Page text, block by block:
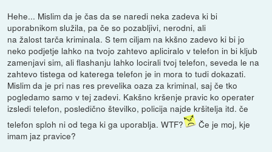
Hehe... Mislim da je čas da se naredi neka zadeva ki bi
uporabnikom služila, pa če so pozabljivi, nerodni, ali
na žalost tarča kriminala. S tem ciljam na kkšno zadevo ki bi jo
neko podjetje lahko na tvojo zahtevo apliciralo v telefon in bi kljub
zamenjavi sim, ali flashanju lahko locirali tvoj telefon, seveda le na
zahtevo tistega od katerega telefon je in mora to tudi dokazati.
Mislim da je pri nas res prevelika oaza za kriminal, saj če tko
pogledamo samo v tej zadevi. Kakšno kršenje pravic ko operater
izsledi telefon, posledično številko, policija najde kršitelja itd. če
telefon sploh ni od tega ki ga uporablja. WTF?
Če je moj, kje
imam jaz pravice?